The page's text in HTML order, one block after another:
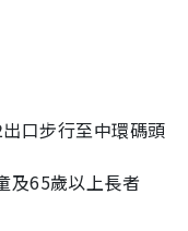
口步行至中環碼頭
及65歲以上長者